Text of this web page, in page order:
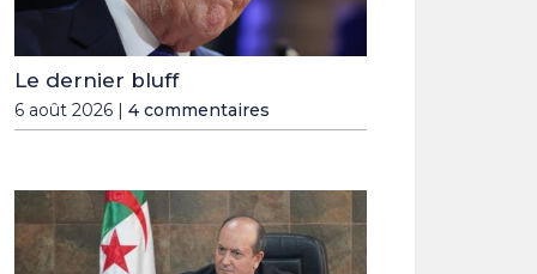
Le dernier bluff
6 août 2026 | 4 commentaires